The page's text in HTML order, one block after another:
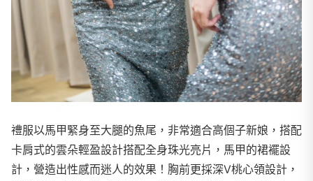
禮服以馬甲緊身至大腿的魚尾，非常適合高個子新娘，搭配
卡肩式的雲朵輕盈設計搭配全身珠光亮片，馬甲的裙襬設
計，營造出性感而迷人的效果！胸前更採深V桃心領設計，